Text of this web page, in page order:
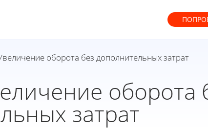
оборота без дополнительных затрат
оборота
затрат